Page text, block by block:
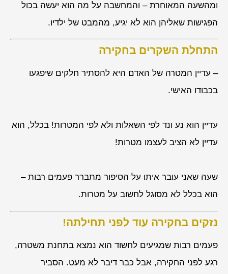
ומהשעה המאוחרת – והמחשבה על מה הוא יעשה בכול
הפגישות שאליהן הוא לא יגיע, מהמבט של ילדיו.
התחלת השקרים בחקירה
– עדיין המטרה של האדם היא להסתיר חלקים שיפגעו
בכבודו האישי.
עדיין הוא נע ונד לפי השאלות ולא לפי המטרות! בכלל, הוא
עדיין לא הציב לעצמו מטרות!
שעה שאני עובר איתו על הסיפור מתברר פעמים רבות –
הוא בכלל לא מסוגל לחשוב על מטרות.
נזקים בחקירה עוד לפני תחילתה!
פעמים רבות שמגיעים לחשוד הוא נמצא בתחנת משטרה,
רגע לפני החקירה, אבל כבר דיבר לא מעט. הסביר